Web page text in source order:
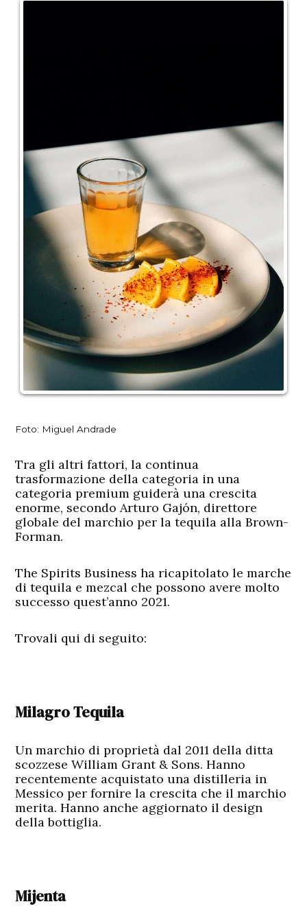
Foto: Miguel Andrade
Tra gli altri fattori, la continua
trasformazione della categoria in una
categoria premium guiderà una crescita
enorme, secondo Arturo Gajón, direttore
globale del marchio per la tequila alla Brown-
Forman.
The Spirits Business ha ricapitolato le marche
di tequila e mezcal che possono avere molto
successo quest’anno 2021.
Trovali qui di seguito:
Milagro Tequila
Un marchio di proprietà dal 2011 della ditta
scozzese William Grant & Sons. Hanno
recentemente acquistato una distilleria in
Messico per fornire la crescita che il marchio
merita. Hanno anche aggiornato il design
della bottiglia.
Mijenta